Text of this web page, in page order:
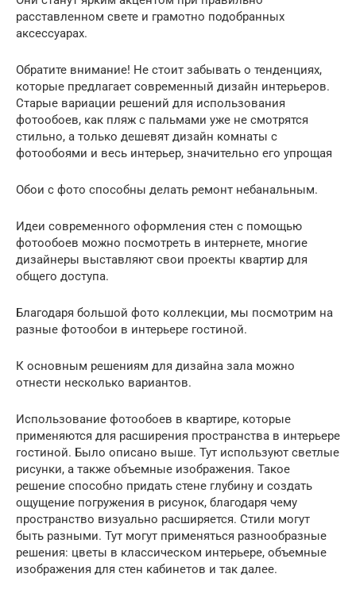
расставленном свете и грамотно подобранных
аксессуарах.
Обратите внимание! Не стоит забывать о тенденциях,
которые предлагает современный дизайн интерьеров.
Старые вариации решений для использования
фотообоев, как пляж с пальмами уже не смотрятся
стильно, а только дешевят дизайн комнаты с
фотообоями и весь интерьер, значительно его упрощая
Обои с фото способны делать ремонт небанальным.
Идеи современного оформления стен с помощью
фотообоев можно посмотреть в интернете, многие
дизайнеры выставляют свои проекты квартир для
общего доступа.
Благодаря большой фото коллекции, мы посмотрим на
разные фотообои в интерьере гостиной.
К основным решениям для дизайна зала можно
отнести несколько вариантов.
Использование фотообоев в квартире, которые
применяются для расширения пространства в интерьере
гостиной. Было описано выше. Тут используют светлые
рисунки, а также объемные изображения. Такое
решение способно придать стене глубину и создать
ощущение погружения в рисунок, благодаря чему
пространство визуально расширяется. Стили могут
быть разными. Тут могут применяться разнообразные
решения: цветы в классическом интерьере, объемные
изображения для стен кабинетов и так далее.